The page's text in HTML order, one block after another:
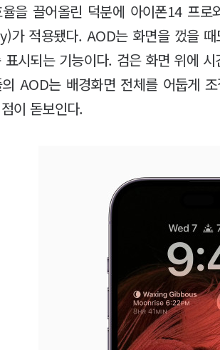
을 끌어올린 덕분에 아이폰14 프
가 적용됐다. AOD는 화면을 껐을
표시되는 기능이다. 검은 화면 위에
AOD는 배경화면 전체를 어둡게
이 돋보인다.